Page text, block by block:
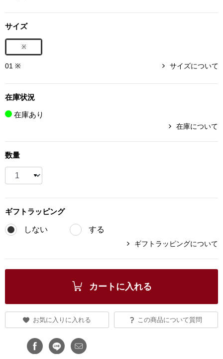
ランド
集
タログ
すべて見る
／チュニック
ルームウェア
トートバッグ
ハンドバッグ
ブリーフケース
サイズ
※
01 ※ サイズについて
在庫状況
在庫あり
在庫について
数量
ギフト ラッピング
しない する
ギフトラッピングについて
カートに入れる
お気に入りに入れる この商品について質問